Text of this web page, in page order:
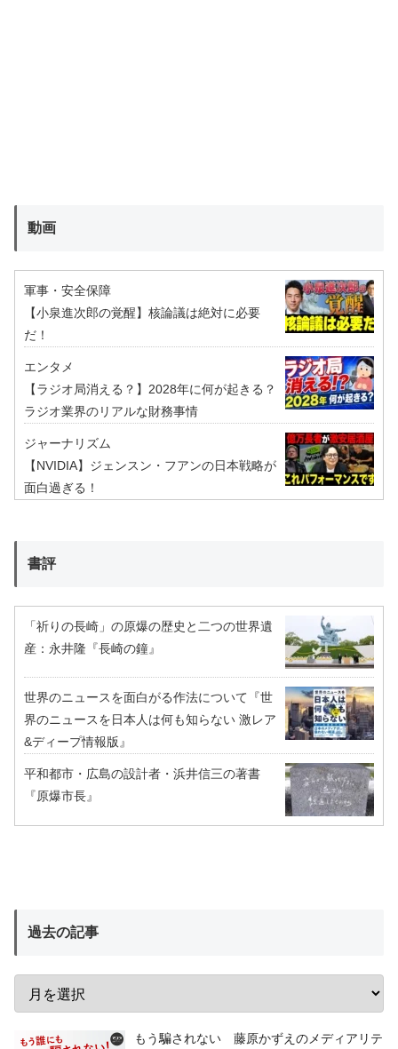
動画
軍事・安全保障
【小泉進次郎の覚醒】核論議は絶対に必要
だ！
エンタメ
【ラジオ局消える？】2028年に何が起きる？
ラジオ業界のリアルな財務事情
ジャーナリズム
【NVIDIA】ジェンスン・フアンの日本戦略が
面白過ぎる！
書評
「祈りの長崎」の原爆の歴史と二つの世界遺
産：永井隆『長崎の鐘』
世界のニュースを面白がる作法について『世
界のニュースを日本人は何も知らない 激レア
&ディープ情報版』
平和都市・広島の設計者・浜井信三の著書
『原爆市長』
過去の記事
もう騙されない 藤原かずえのメディアリテ